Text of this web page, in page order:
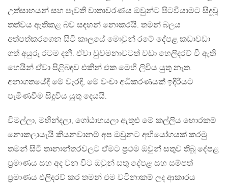
උත්සාහයන් සහ පැවති වාතාවරණය ඔවුන්ට පිටවීයාමට සිදුවූ
තත්වය ඇතිකළ බව සඳහන් නොකරයි. තමන් බලය
අත්පත්කරගෙන සිටි කාලයේ මොවුන් රටේ දේපළ කඩාවඩා
ගත් අයුරු රටම දනී. ඒවා වුවමනාවටත් වඩා හෙලිදරව් වී ඇති
හෙයින් ඒවා පිළිබඳව එකින් එක මෙහි ලිවිය යුතු නැත.
අනාගතයේදී මේ වැරදි, මේ වංචා අධිකරණයක් ඉදිරියට
පැමිණවීම සිදුවිය යුතු දෙයයි.
විමල්ලා, මහින්දලා, ගෝඨාභයලා ඇතුළු මේ කල්ලිය හොරකම්
නොකලායැයි කියනවානම් අප ඔවුනට අභියෝගයක් කරමු.
තමන් සිටි තානාන්තරවලට ඒමට ප්‍රථම ඔවුන් සතුව තිබූ දේපළ
ප්‍රමාණය සහ අද වන විට ඔවුන් සතු දේපළ සහ සම්පත්
ප්‍රමාණය එලිදරව් කර තමන් එම වටිනාකම් ලද ආකාරය